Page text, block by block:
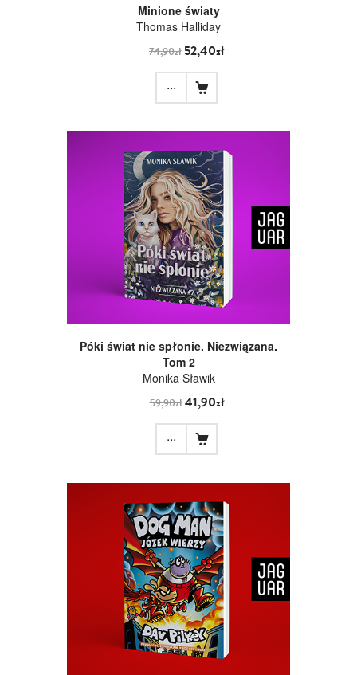
Minione światy
Thomas Halliday
74,90zł52,40zł
...
Póki świat nie spłonie. Niezwiązana.
Tom 2
Monika Sławik
59,90zł41,90zł
...